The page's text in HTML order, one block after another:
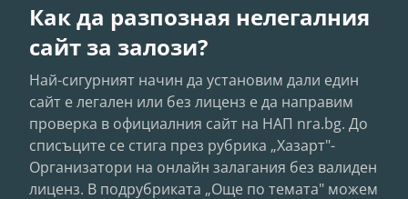
Как да разпозная нелегалния
сайт за залози?
Най-сигурният начин да установим дали един
сайт е легален или без лиценз е да направим
проверка в официалния сайт на НАП nra.bg. До
списъците се стига през рубрика „Хазарт"-
Организатори на онлайн залагания без валиден
лиценз. В подрубриката „Още по темата" можем